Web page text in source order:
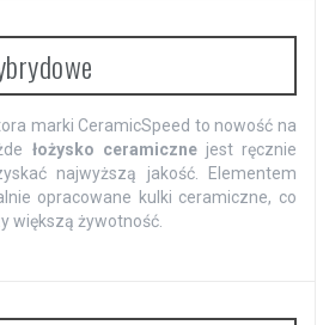
marki CeramicSpeed to nowość na
łożysko ceramicznejest ręcznie
najwyższą jakość. Elementem
opracowane kulki ceramiczne, co
większą żywotność.